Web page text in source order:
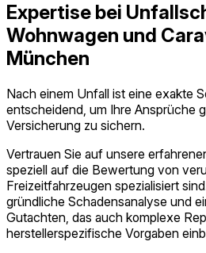
Expertise bei
Wohnwagen und
München
Nach einem Unfall ist eine exakte
entscheidend, um Ihre Ansprüche
Versicherung zu sichern.
Vertrauen Sie auf unsere
speziell auf die Bewertung von
Freizeitfahrzeugen spezialisiert
gründliche Schadensanalyse und
Gutachten, das auch komplexe
herstellerspezifische Vorgaben